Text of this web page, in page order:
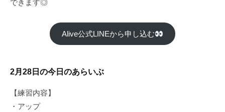
できます◎
Alive公式LINEから申し込む
2月28日の今日のあらいぶ
【練習内容】
・アップ